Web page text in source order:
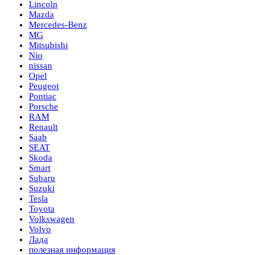
Lincoln
Mazda
Mercedes-Benz
MG
Mitsubishi
Nio
nissan
Opel
Peugeot
Pontiac
Porsche
RAM
Renault
Saab
SEAT
Skoda
Smart
Subaru
Suzuki
Tesla
Toyota
Volkswagen
Volvo
Лада
полезная информация